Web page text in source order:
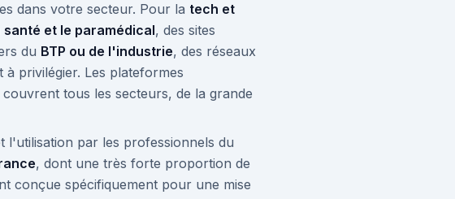
dans votre secteur. Pour la tech et
santé et le paramédical, des sites
du BTP ou de l'industrie, des réseaux
à privilégier. Les plateformes
tous les secteurs, de la grande
l'utilisation par les professionnels du
, dont une très forte proportion de
conçue spécifiquement pour une mise